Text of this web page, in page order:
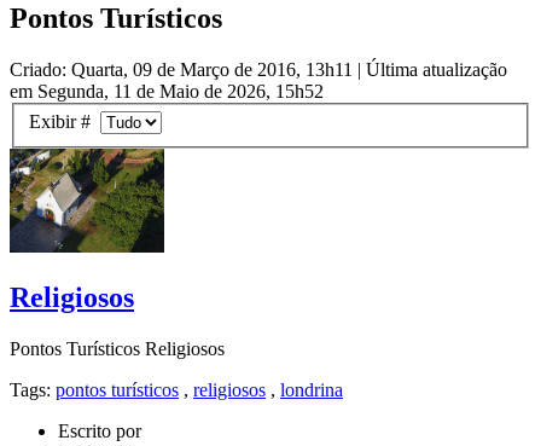
Pontos Turísticos
Criado: Quarta, 09 de Março de 2016, 13h11 | Última atualização
em Segunda, 11 de Maio de 2026, 15h52
Exibir #
Religiosos
Pontos Turísticos Religiosos
Tags: pontos turísticos , religiosos , londrina
Escrito por